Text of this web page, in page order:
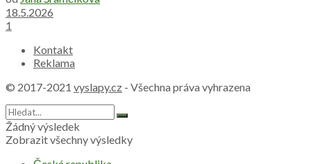
18.5.2026
1
Kontakt
Reklama
© 2017-2021 vyslapy.cz - Všechna práva vyhrazena
Žádný výsledek
Zobrazit všechny výsledky